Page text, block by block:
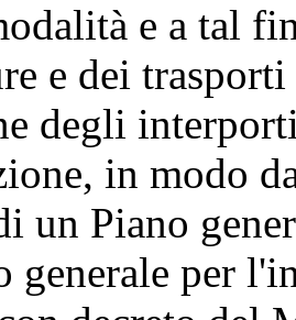
e a tal
e dei
degli
in modo
un Piano
per